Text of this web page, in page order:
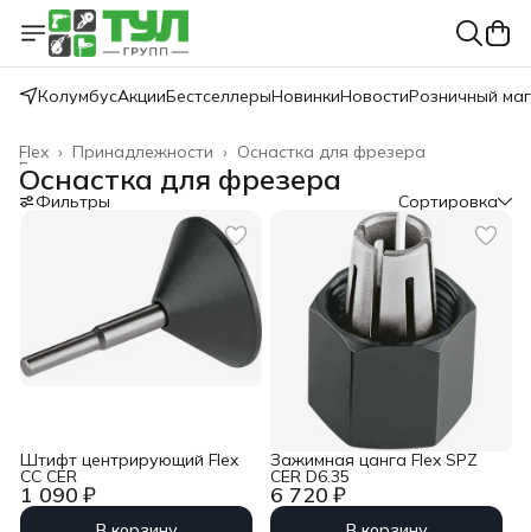
КолумбусАкцииБестселлерыНовинкиНовостиРозничный
Оснастка для фрезера
Принадлежности ›
Flex ›
Главная
Оснастка для фрезера
Фильтры Сортировка
1 090 ₽
Штифт центрирующий Flex
CC CER
6 720 ₽
Зажимная цанга Flex SPZ
CER D6.35